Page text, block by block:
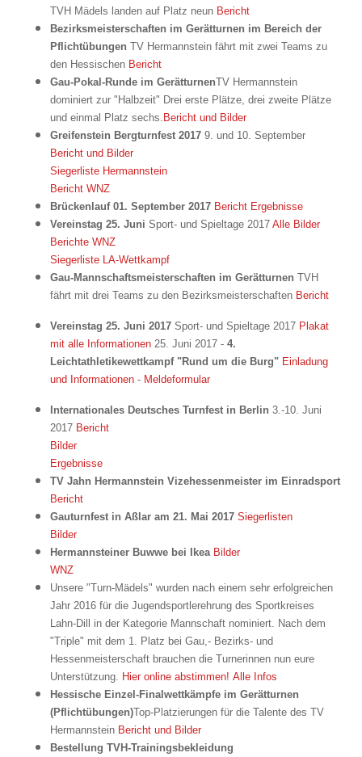
TVH Mädels landen auf Platz neun Bericht
Bezirksmeisterschaften im Gerätturnen im Bereich der
Pflichtübungen TV Hermannstein fährt mit zwei Teams zu
den Hessischen Bericht
Gau-Pokal-Runde im GerätturnenTV Hermannstein
dominiert zur "Halbzeit" Drei erste Plätze, drei zweite Plätze
und einmal Platz sechs. Bericht und Bilder
Greifenstein Bergturnfest 2017 9. und 10. September
Bericht und Bilder
Siegerliste Hermannstein
Bericht WNZ
Brückenlauf 01. September 2017 Bericht Ergebnisse
Vereinstag 25. Juni Sport- und Spieltage 2017 Alle Bilder
Berichte WNZ
Siegerliste LA-Wettkampf
Gau-Mannschaftsmeisterschaften im Gerätturnen TVH
fährt mit drei Teams zu den Bezirksmeisterschaften Bericht
Vereinstag 25. Juni 2017 Sport- und Spieltage 2017 Plakat
mit alle Informationen 25. Juni 2017 - 4.
Leichtathletikewettkampf "Rund um die Burg" Einladung
und Informationen - Meldeformular
Internationales Deutsches Turnfest in Berlin 3.-10. Juni
2017 Bericht
Bilder
Ergebnisse
TV Jahn Hermannstein Vizehessenmeister im Einradsport
Bericht
Gauturnfest in Aßlar am 21. Mai 2017 Siegerlisten
Bilder
Hermannsteiner Buwwe bei Ikea Bilder
WNZ
Unsere "Turn-Mädels" wurden nach einem sehr erfolgreichen
Jahr 2016 für die Jugendsportlerehrung des Sportkreises
Lahn-Dill in der Kategorie Mannschaft nominiert.
Nach dem
"Triple" mit dem 1. Platz bei Gau,- Bezirks- und
Hessenmeisterschaft brauchen die Turnerinnen nun eure
Unterstützung.
Hier online abstimmen! Alle Infos
Hessische Einzel-Finalwettkämpfe im Gerätturnen
(Pflichtübungen)Top-Platzierungen für die Talente des TV
Hermannstein Bericht und Bilder
Bestellung TVH-Trainingsbekleidung